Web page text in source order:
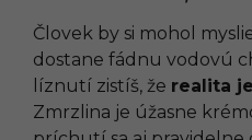
Človek by si mohol
dostane fádnu vodovú
líznutí zistíš, že realita
Zmrzlina je úžasne